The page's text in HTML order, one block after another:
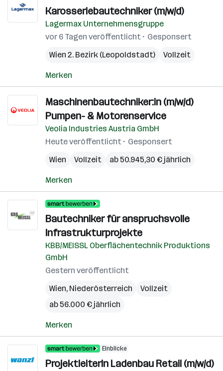
Karosseriebautechniker (m/w/d)
Lagermax Unternehmensgruppe
vor 6 Tagen veröffentlicht
Gesponsert
Wien 2. Bezirk (Leopoldstadt)
Vollzeit
Merken
Maschinenbautechniker:in (m/w/d)
Pumpen- & Motorenservice
Veolia Industries Austria GmbH
Heute veröffentlicht
Gesponsert
Wien
Vollzeit ab 50.945,30 € jährlich
Merken
Bautechniker für anspruchsvolle
Infrastrukturprojekte
KBB/MEISSL Oberflächentechnik Produktions
GmbH
Gestern veröffentlicht
Wien, Niederösterreich
Vollzeit
ab 56.000 € jährlich
Merken
Einblicke
ProjektleiterIn Ladenbau Retail (m/w/d)